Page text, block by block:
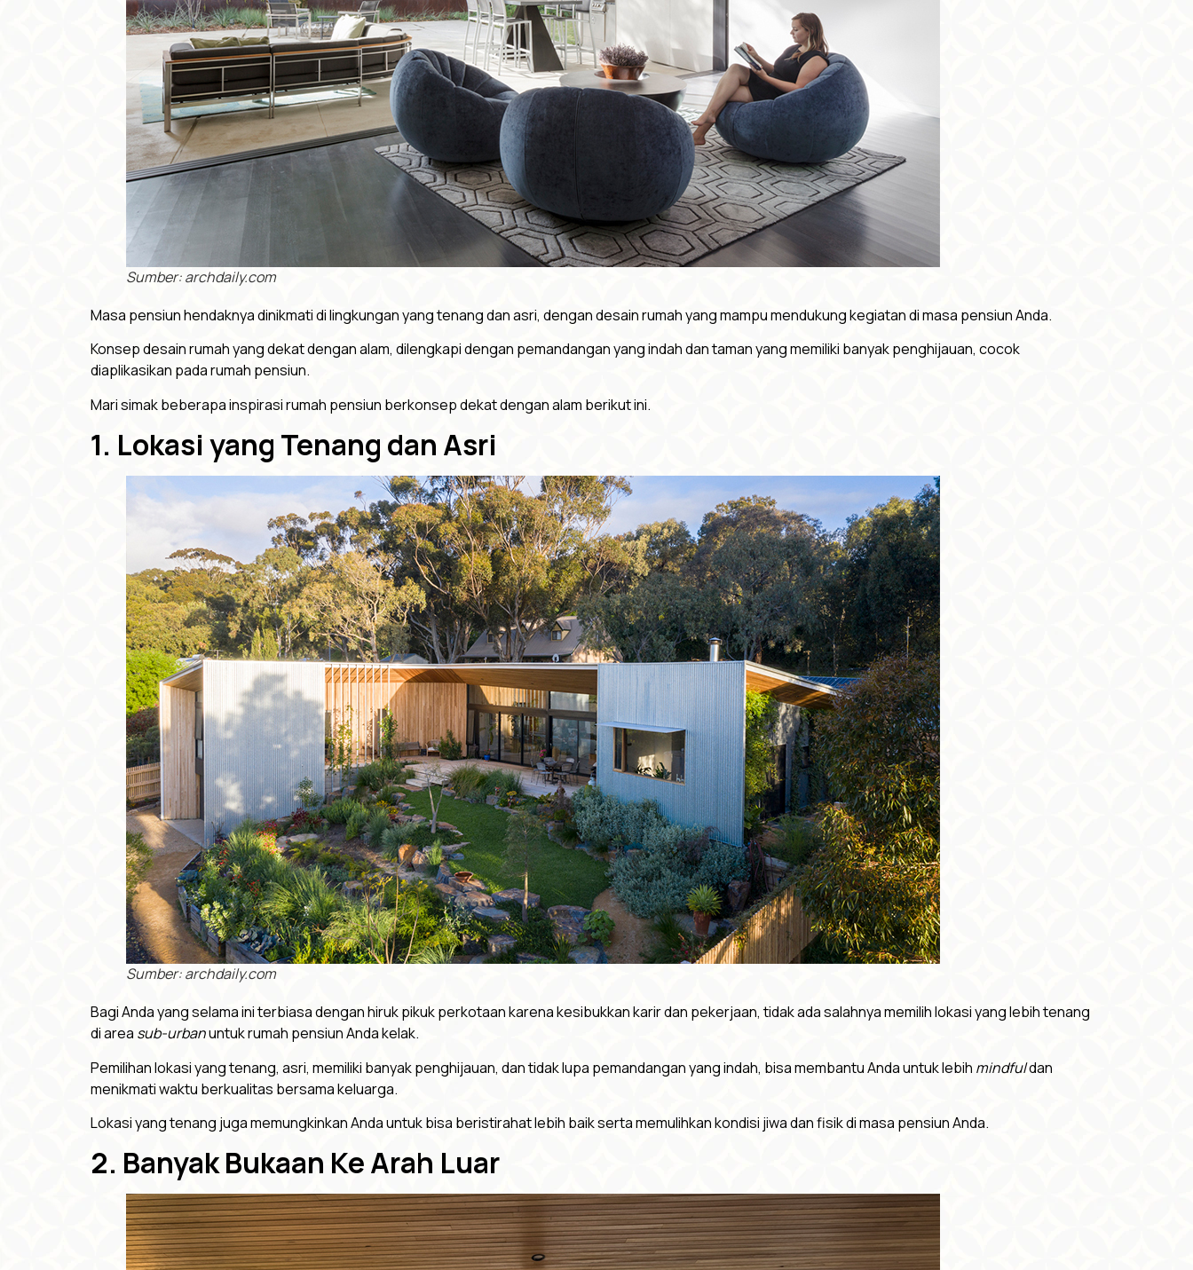
Sumber: archdaily.com
Masa pensiun hendaknya dinikmati di lingkungan yang tenang dan asri, dengan desain rumah yang mampu mendukung kegiatan di masa pensiun Anda.
Konsep desain rumah yang dekat dengan alam, dilengkapi dengan pemandangan yang indah dan taman yang memiliki banyak penghijauan, cocok
diaplikasikan pada rumah pensiun.
Mari simak beberapa inspirasi rumah pensiun berkonsep dekat dengan alam berikut ini.
1. Lokasi yang Tenang dan Asri
Sumber: archdaily.com
Bagi Anda yang selama ini terbiasa dengan hiruk pikuk perkotaan karena kesibukkan karir dan pekerjaan, tidak ada salahnya memilih lokasi yang lebih tenang
di area sub-urbanuntuk rumah pensiun Anda kelak.
Pemilihan lokasi yang tenang, asri, memiliki banyak penghijauan, dan tidak lupa pemandangan yang indah, bisa membantu Anda untuk lebih mindfuldan
menikmati waktu berkualitas bersama keluarga.
Lokasi yang tenang juga memungkinkan Anda untuk bisa beristirahat lebih baik serta memulihkan kondisi jiwa dan fisik di masa pensiun Anda.
2. Banyak Bukaan Ke Arah Luar